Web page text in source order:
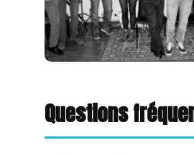
Questions